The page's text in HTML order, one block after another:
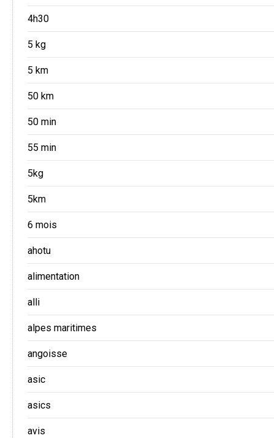
4h30
5 kg
5 km
50 km
50 min
55 min
5kg
5km
6 mois
ahotu
alimentation
alli
alpes maritimes
angoisse
asic
asics
avis